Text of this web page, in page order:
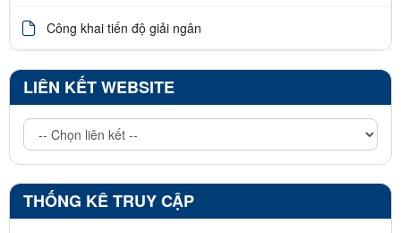
Công khai tiến độ giải ngân
LIÊN KẾT WEBSITE
THỐNG KÊ TRUY CẬP